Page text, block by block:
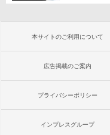
本サイトのご利用について
広告掲載のご案内
プライバシーポリシー
インプレスグループ